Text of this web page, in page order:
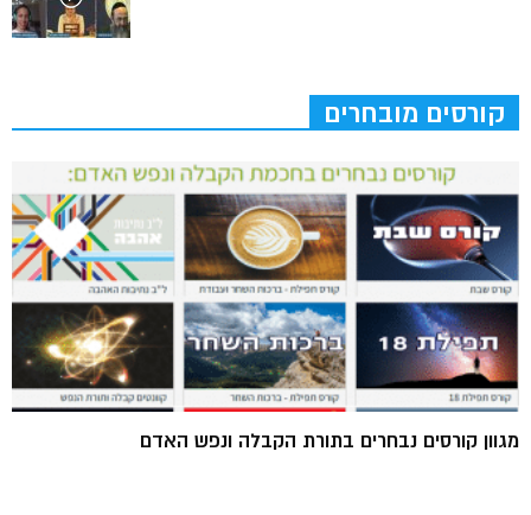
קורסים מובחרים
מגוון קורסים נבחרים בתורת הקבלה ונפש האדם